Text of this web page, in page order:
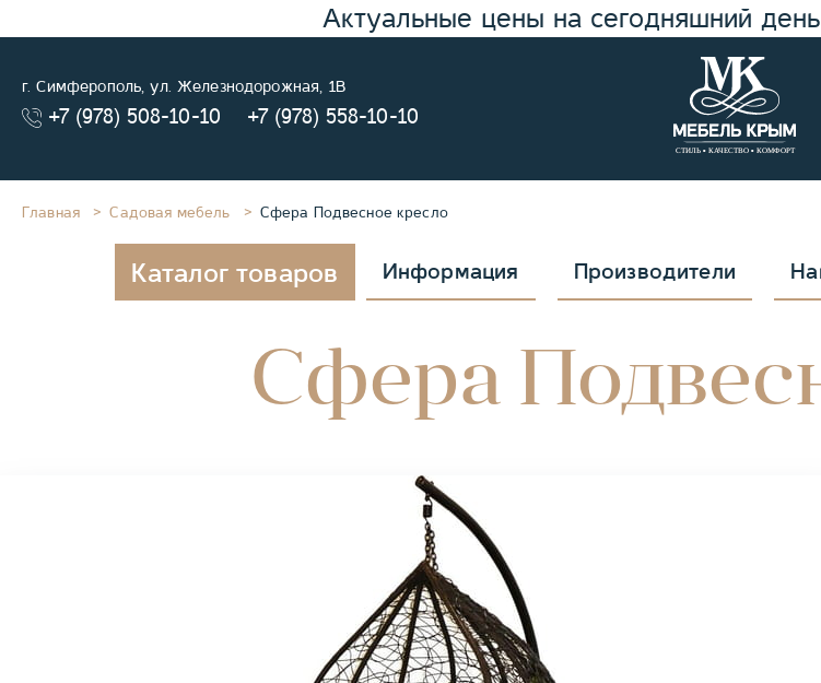
Актуальные цены на сегодняшний
г. Симферополь, ул. Железнодорожная, 1В
+7 (978) 508-10-10 +7 (978) 558-10-10
Главная Садовая мебель Сфера Подвесное кресло
Каталог товаров Информация Производители
Сфера